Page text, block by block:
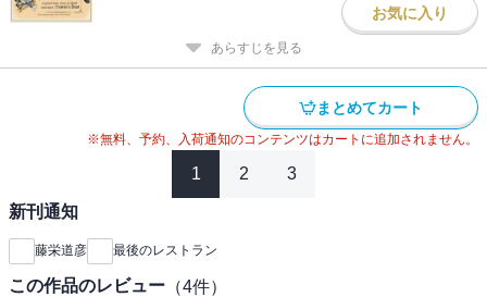
お気に入り
あらすじを見る
まとめてカート
※無料、予約、入荷通知のコンテンツはカートに追加されません。
1 2 3
新刊通知
藤栄道彦 最後のレストラン
この作品のレビュー （4件）